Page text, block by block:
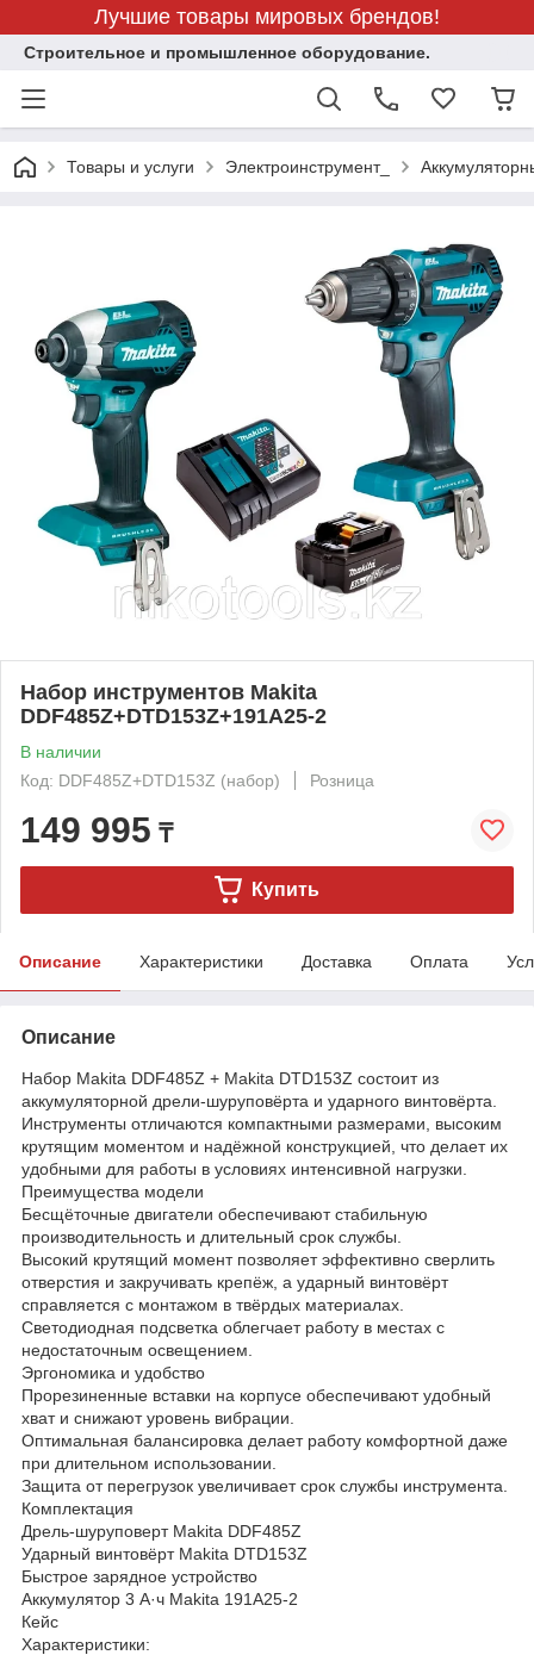
Лучшие товары мировых брендов!
Строительное и промышленное оборудование.
Товары и услуги Электроинструмент_
Набор инструментов Makita
DDF485Z+DTD153Z+191A25-2
В наличии
Код: DDF485Z+DTD153Z (набор)
Розница
149 995 ₸
Купить
Описание Характеристики Доставка Оплата
Описание
Набор Makita DDF485Z + Makita DTD153Z состоит из
аккумуляторной дрели-шуруповёрта и ударного винтовёрта.
Инструменты отличаются компактными размерами, высоким
крутящим моментом и надёжной конструкцией, что делает их
удобными для работы в условиях интенсивной нагрузки.
Преимущества модели
Бесщёточные двигатели обеспечивают стабильную
производительность и длительный срок службы.
Высокий крутящий момент позволяет эффективно сверлить
отверстия и закручивать крепёж, а ударный винтовёрт
справляется с монтажом в твёрдых материалах.
Светодиодная подсветка облегчает работу в местах с
недостаточным освещением.
Эргономика и удобство
Прорезиненные вставки на корпусе обеспечивают удобный
хват и снижают уровень вибрации.
Оптимальная балансировка делает работу комфортной даже
при длительном использовании.
Защита от перегрузок увеличивает срок службы инструмента.
Комплектация
Дрель-шуруповерт Makita DDF485Z
Ударный винтовёрт Makita DTD153Z
Быстрое зарядное устройство
Аккумулятор 3 А·ч Makita 191A25-2
Кейс
Характеристики: